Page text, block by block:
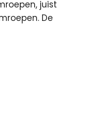
juist
De